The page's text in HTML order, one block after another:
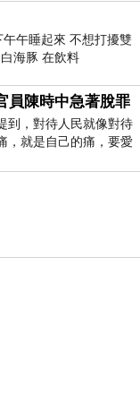
午睡起來 不想打擾雙
海豚 在飲料
員陳時中急著脫罪
到，對待人民就像對待
，就是自己的痛，要愛
上根本沒做